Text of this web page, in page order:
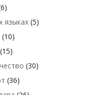
языках(5)
(10)
(15)
(30)
(36)